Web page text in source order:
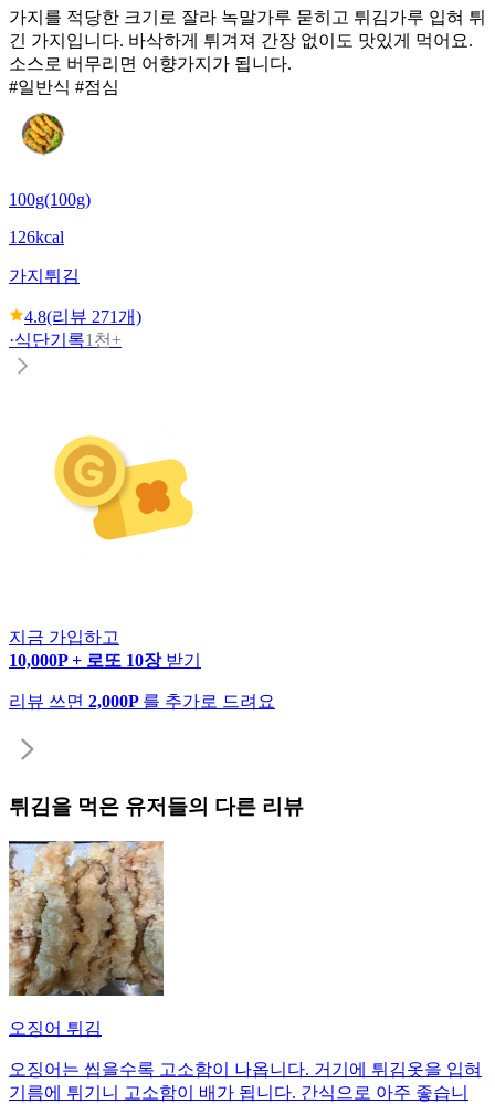
가지를 적당한 크기로 잘라 녹말가루 묻히고 튀김가루 입혀 튀
긴 가지입니다. 바삭하게 튀겨져 간장 없이도 맛있게 먹어요.
소스로 버무리면 어향가지가 됩니다.
#일반식 #점심
100g(100g)
126kcal
가지튀김
4.8(리뷰 271개)
·식단기록1천+
지금 가입하고
10,000P + 로또 10장 받기
리뷰 쓰면 2,000P 를 추가로 드려요
튀김을 먹은 유저들의 다른 리뷰
오징어 튀김
오징어는 씹을수록 고소함이 나옵니다. 거기에 튀김옷을 입혀
기름에 튀기니 고소함이 배가 됩니다. 간식으로 아주 좋습니